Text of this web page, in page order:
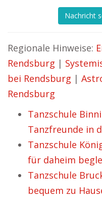
Nachricht
Regionale Hinweise:
Rendsburg |
bei Rendsburg |
Rendsburg
Tanzschule
Tanzfreunde in
Tanzschule
für daheim
Tanzschule
bequem zu